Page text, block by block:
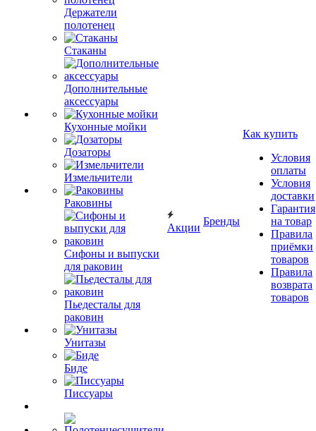
Держатели
полотенец
Стаканы
Дополнительные
аксессуары
Кухонные мойки
Дозаторы
Измельчители
Раковины
Сифоны и выпуски
для раковин
Пьедесталы для
раковин
Унитазы
Биде
Писсуары
Акции
Бренды
Как купить
Условия
оплаты
Условия
доставки
Гарантия
на товар
Правила
приёмки
товаров
Правила
возврата
товаров